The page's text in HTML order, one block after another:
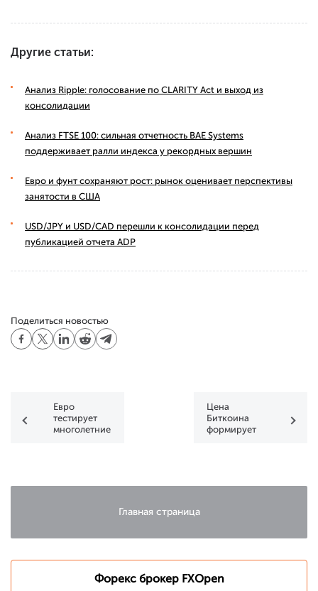
Другие статьи:
Анализ Ripple: голосование по CLARITY Act и выход из
консолидации
Анализ FTSE 100: сильная отчетность BAE Systems
поддерживает ралли индекса у рекордных вершин
Евро и фунт сохраняют рост: рынок оценивает перспективы
занятости в США
USD/JPY и USD/CAD перешли к консолидации перед
публикацией отчета ADP
Поделиться новостью
Евро
тестирует
многолетние
данных
Цена
Биткоина
формирует
Главная страница
Форекс брокер FXOpen